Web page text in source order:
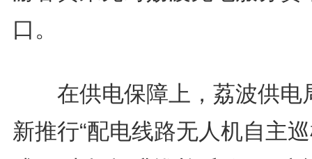
口。
在供电保障上，荔波供电
新推行“配电线路无人机自主